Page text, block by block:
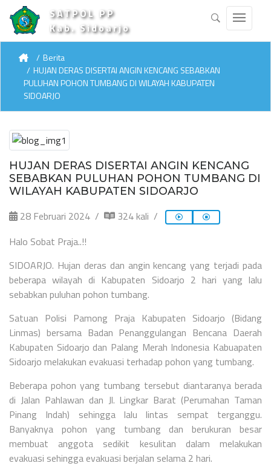
SATPOL PP
Kab. Sidoarjo
Berita
HUJAN DERAS DISERTAI ANGIN KENCANG SEBABKAN
PULUHAN POHON TUMBANG DI WILAYAH KABUPATEN
SIDOARJO
HUJAN DERAS DISERTAI ANGIN KENCANG
SEBABKAN PULUHAN POHON TUMBANG DI
WILAYAH KABUPATEN SIDOARJO
28 Februari 2024
324 kali
Halo Sobat Praja..!!
SIDOARJO. Hujan deras dan angin kencang yang terjadi pada
beberapa wilayah di Kabupaten Sidoarjo 2 hari yang lalu
sebabkan puluhan pohon tumbang.
Satuan Polisi Pamong Praja Kabupaten Sidoarjo (Bidang
Linmas) bersama Badan Penanggulangan Bencana Daerah
Kabupaten Sidoarjo dan Palang Merah Indonesia Kabuapaten
Sidoarjo melakukan evakuasi terhadap pohon yang tumbang.
Beberapa pohon yang tumbang tersebut diantaranya berada
di Jalan Pahlawan dan Jl. Lingkar Barat (Perumahan Taman
Pinang Indah) sehingga lalu lintas sempat terganggu.
Banyaknya pohon yang tumbang dan berukuran besar
membuat anggota sedikit kesulitan dalam melakukan
evakuasi sehingga evakuasi berjalan selama 2 hari.